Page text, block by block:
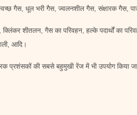
स्वच्छ गैस, धूल भरी गैस, ज्वलनशील गैस, संक्षारक गैस,
क्लिंकर शीतलन, गैस का परिवहन, हल्के पदार्थों का
आदि।
प्रशंसकों की सबसे बहुमुखी रेंज में भी उपयोग किया